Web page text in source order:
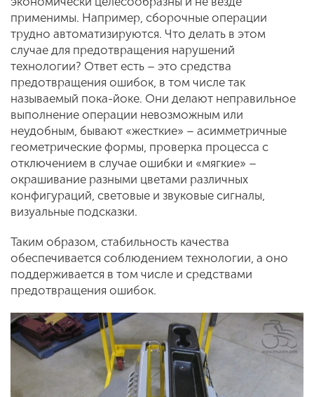
применимы. Например, сборочные операции
трудно автоматизируются. Что делать в этом
случае для предотвращения нарушений
технологии? Ответ есть – это средства
предотвращения ошибок, в том числе так
называемый пока-йоке. Они делают неправильное
выполнение операции невозможным или
неудобным, бывают «жесткие» – асимметричные
геометрические формы, проверка процесса с
отключением в случае ошибки и «мягкие» –
окрашивание разными цветами различных
конфигураций, световые и звуковые сигналы,
визуальные подсказки.
Таким образом, стабильность качества
обеспечивается соблюдением технологии, а оно
поддерживается в том числе и средствами
предотвращения ошибок.